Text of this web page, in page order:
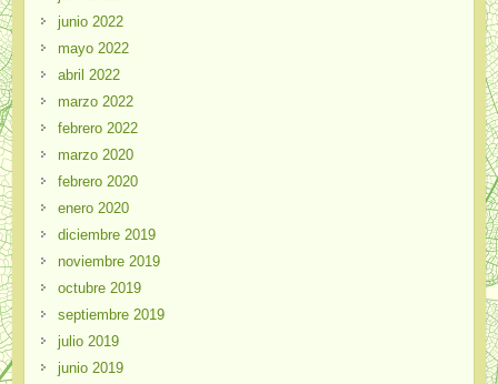
junio 2022
mayo 2022
abril 2022
marzo 2022
febrero 2022
marzo 2020
febrero 2020
enero 2020
diciembre 2019
noviembre 2019
octubre 2019
septiembre 2019
julio 2019
junio 2019